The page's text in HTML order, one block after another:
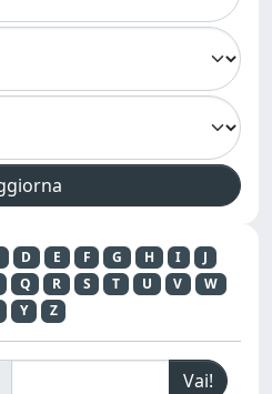
D E F G H I
J
Q R S T U V
W
Y Z